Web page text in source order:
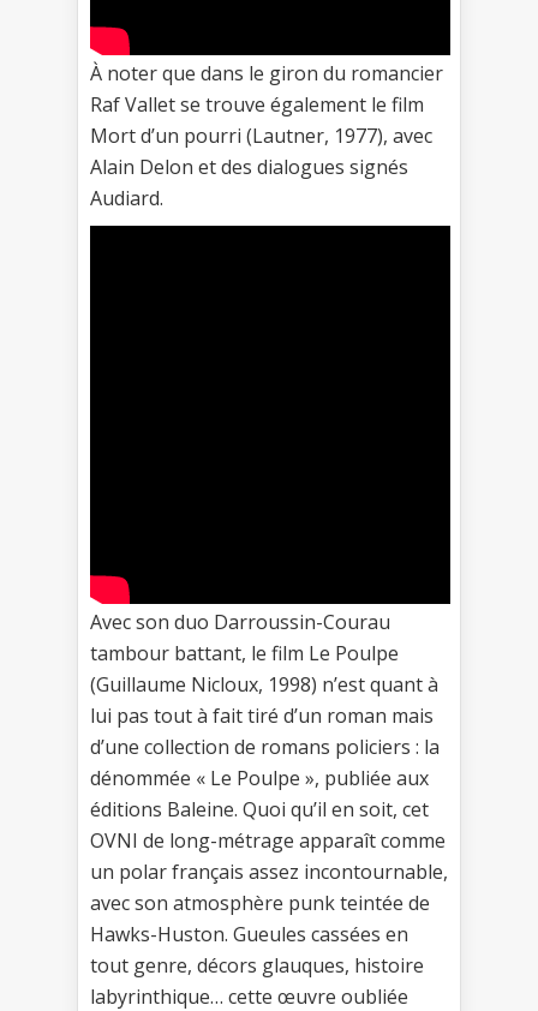
À noter que dans le giron du romancier
Raf Vallet se trouve également le film
Mort d’un pourri (Lautner, 1977), avec
Alain Delon et des dialogues signés
Audiard.
Avec son duo Darroussin-Courau
tambour battant, le film Le Poulpe
(Guillaume Nicloux, 1998) n’est quant à
lui pas tout à fait tiré d’un roman mais
d’une collection de romans policiers : la
dénommée « Le Poulpe », publiée aux
éditions Baleine. Quoi qu’il en soit, cet
OVNI de long-métrage apparaît comme
un polar français assez incontournable,
avec son atmosphère punk teintée de
Hawks-Huston. Gueules cassées en
tout genre, décors glauques, histoire
labyrinthique… cette œuvre oubliée